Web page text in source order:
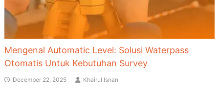
Mengenal Automatic Level: Solusi Waterpass
Otomatis Untuk Kebutuhan Survey
December 22, 2025 Khairul Isnan